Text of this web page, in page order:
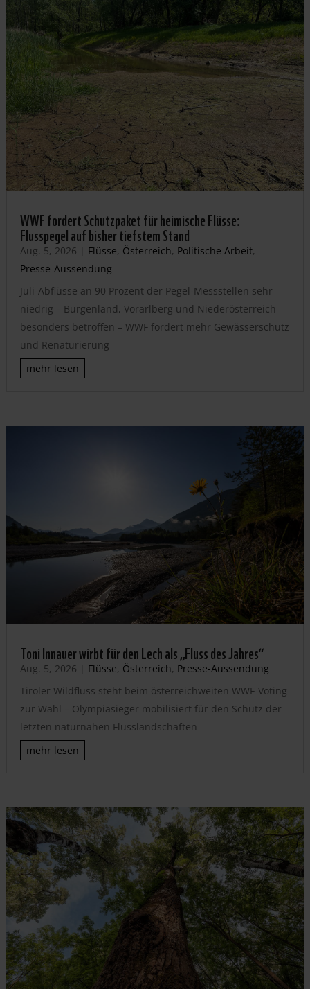
WWF fordert Schutzpaket für heimische Flüsse:
Flusspegel auf bisher tiefstem Stand
Aug. 5, 2026 | Flüsse, Österreich, Politische Arbeit,
Presse-Aussendung
Juli-Abflüsse an 90 Prozent der Pegel-Messstellen sehr
niedrig – Burgenland, Vorarlberg und Niederösterreich
besonders betroffen – WWF fordert mehr Gewässerschutz
und Renaturierung
mehr lesen
Toni Innauer wirbt für den Lech als „Fluss des Jahres“
Aug. 5, 2026 | Flüsse, Österreich, Presse-Aussendung
Tiroler Wildfluss steht beim österreichweiten WWF-Voting
zur Wahl – Olympiasieger mobilisiert für den Schutz der
letzten naturnahen Flusslandschaften
mehr lesen